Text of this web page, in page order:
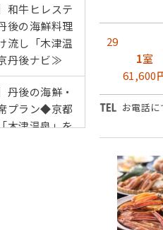
和牛ヒレステ
後の海鮮料理
流し「木津温
丹後ナビ≫
丹後の海鮮・
プラン◆京都
木津温泉」を
29
1室
61,600
お電話